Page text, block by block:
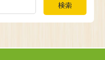
検索